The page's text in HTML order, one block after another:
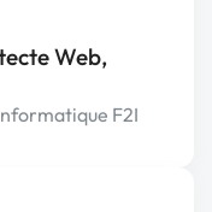
Web,
F2I